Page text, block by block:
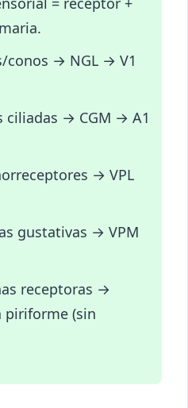
conos → NGL → V1
ciliadas → CGM → A1
→ VPL
gustativas → VPM
receptoras →
(sin